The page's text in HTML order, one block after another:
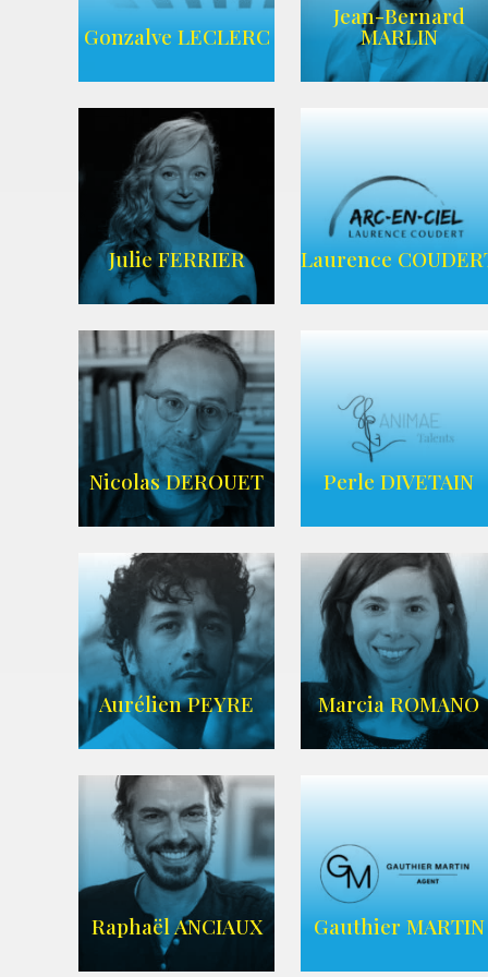
AGENCE UBBA
Wikipedia
Gonzalve LECLERC
AGENCE
ADEQUAT
Jean-Bernard
MARLIN
WIKIPEDIA
Julie FERRIER
Imdb
Laurence
AGENCE ARC-
EN-CIEL
Nicolas DEROUET
IMDB
Perle DIVETAIN
AGENCE ANIMAE
Aurélien PEYRE
ZELIG
Marcia ROMANO
WIKIPEDIA
AGENCE ZELIG
Raphaël ANCIAUX Gauthier MARTIN